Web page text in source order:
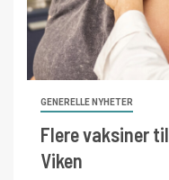
GENERELLE NYHETER
Flere vaksiner
Viken